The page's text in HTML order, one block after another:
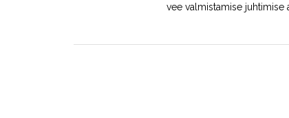
vee valmistamise juhtimise